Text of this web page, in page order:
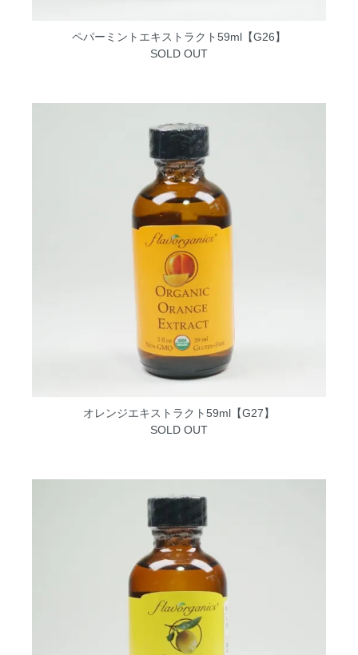
ペパーミントエキストラクト59ml【G26】
SOLD OUT
オレンジエキストラクト59ml【G27】
SOLD OUT